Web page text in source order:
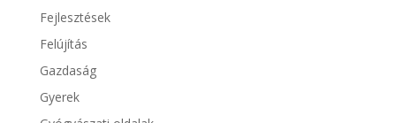
Fejlesztések
Felújítás
Gazdaság
Gyerek